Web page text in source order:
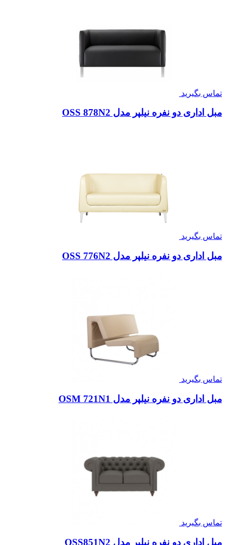
تماس بگیرید
مبل اداری دو نفره نیلپر مدل OSS 878N2
تماس بگیرید
مبل اداری دو نفره نیلپر مدل OSS 776N2
تماس بگیرید
مبل اداری دو نفره نیلپر مدل OSM 721N1
تماس بگیرید
مبل اداری دو نفره نیلپر مدل OSS851N2